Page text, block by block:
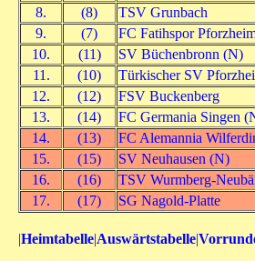
8.
(8)
TSV Grunbach
9.
(7)
FC Fatihspor
10.
(11)
SV Büchenbronn (N)
11.
(10)
Türkischer SV
12.
(12)
FSV Buckenberg
13.
(14)
FC Germania Singen
14.
(13)
FC Alemannia
15.
(15)
SV Neuhausen (N)
16.
(16)
TSV Wurmberg-
17.
(17) SG Nagold-Platte
|Heimtabelle|Auswärtstabelle|